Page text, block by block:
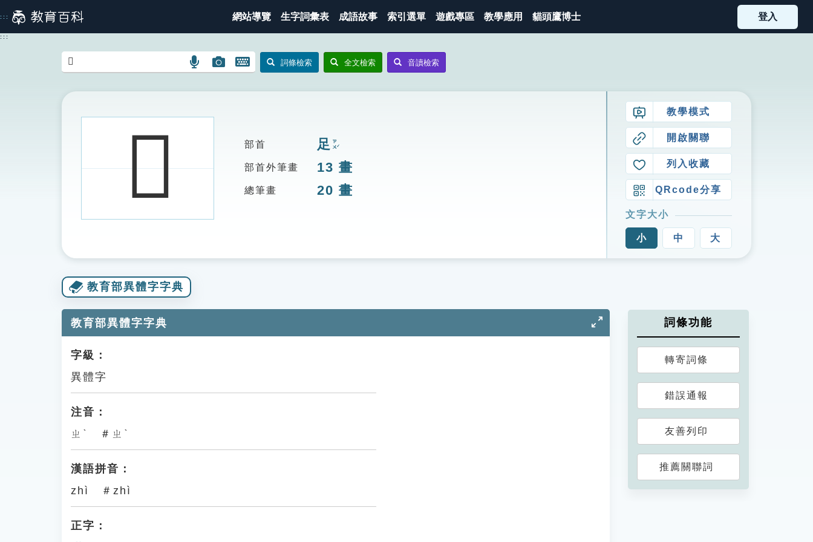
到
主
::: 網站導覽 生字詞彙表 成語故事 索引選單 遊戲專區 教學應用 貓頭鷹博士 登入
:::
語
搜
圖
圖
搜
開
鍵
詞條檢索 全文檢索 音讀檢索
𨆦 部首 足 ㄗㄨˊ
部首外筆畫 13 畫
總筆畫 20 畫
教學模式
開啟關聯
列入收藏
QRcode分享
文字大小
小 中 大
教育部異體字字典
教育部異體字字典
字級：
異體字
注音：
ㄓˋ ＃ㄓˋ
漢語拼音：
zhì ＃zhì
正字：
詞條功能
轉寄詞條
錯誤通報
友善列印
推薦關聯詞